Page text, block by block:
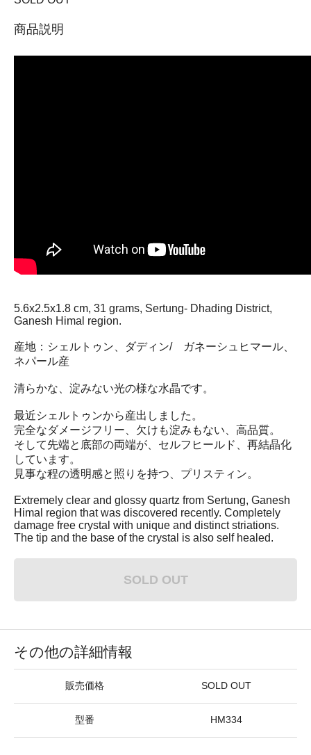
商品説明
5.6x2.5x1.8 cm, 31 grams, Sertung- Dhading District,
Ganesh Himal region.
産地：シェルトゥン、ダディン/ ガネーシュヒマール、
ネパール産
清らかな、淀みない光の様な水晶です。
最近シェルトゥンから産出しました。
完全なダメージフリー、欠けも淀みもない、高品質。
そして先端と底部の両端が、セルフヒールド、再結晶化
しています。
見事な程の透明感と照りを持つ、プリスティン。
Extremely clear and glossy quartz from Sertung, Ganesh
Himal region that was discovered recently. Completely
damage free crystal with unique and distinct striations.
The tip and the base of the crystal is also self healed.
SOLD OUT
その他の詳細情報
販売価格 SOLD OUT
型番 HM334